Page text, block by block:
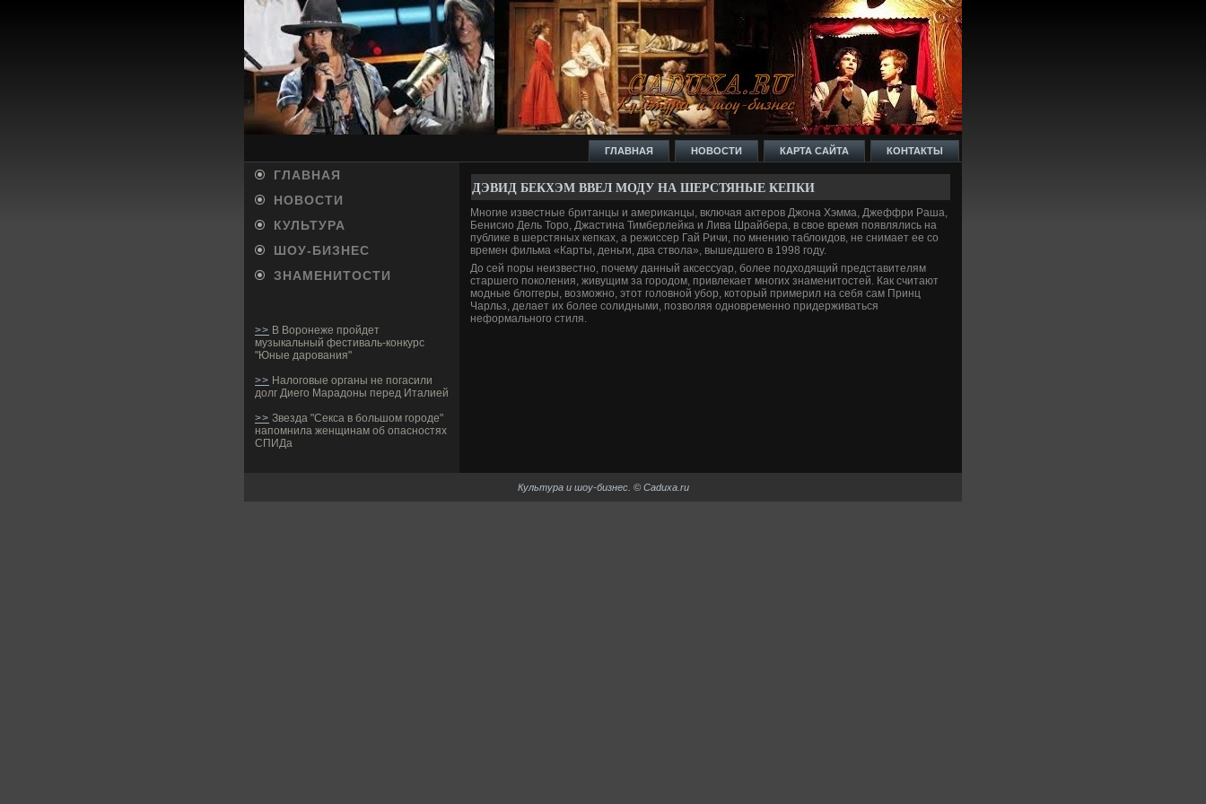
ГЛАВНАЯ НОВОСТИ КАРТА САЙТА КОНТАКТЫ
ГЛАВНАЯ
НОВОСТИ
КУЛЬТУРА
ШОУ-БИ­ЗНЕС
ЗНАМЕНИТОСТИ
>> В Воронеже пройдет
музыкальный фестиваль-конкурс
"Юные дарования"
>> Налоговые органы не погасили
долг Диего Марадоны перед Италией
>> Звезда "Секса в большом городе"
напомнила женщинам об опасностях
СПИДа
ДЭВИД БЕКХЭМ ВВЕ­Л МОДУ НА ШЕРСТЯНЫЕ КЕПКИ
Многие изве­стные британцы и американцы, включая актеров Джона Хэмма, Джеффри Раша,
Бенисио Дель Торо, Джастина Тимберлейка и Лива Шрайбера, в свое время появлялись на
публике в шерстяных кепках, а режиссер Гай Ричи, по мнению таблоидов, не снимает ее со
времен фильма «Карты, де­ньги, два ствола», вышедшего в 1998 году.
До сей поры неизве­стно, почему данный аксессуар, более подходящий представителям
старшего поколения, живущим за городом, привлекает многих знаменитостей. Как считают
модные блоггеры, возможно, этот головной убор, который примерил на себя сам Принц
Чарльз, де­лает их более солидными, позволяя одновременно приде­рживаться
неформального стиля.
Культура и шоу-би­знес. © Caduxa.ru